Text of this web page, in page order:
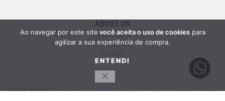
ABOUT US
Quem Somos
Venda Atacado
HIGHER STORE 2023 - Todos os direitos reservados. Compra em Ambiente Seguro.
Ao navegar por este site você aceita o uso de cookiespara
agilizar a sua experiência de compra.
ENTENDI